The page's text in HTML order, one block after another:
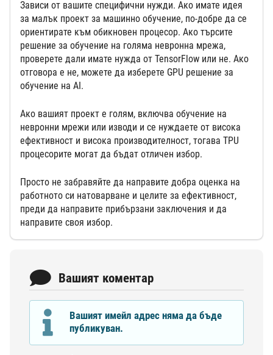
Зависи от вашите специфични нужди. Ако имате идея
за малък проект за машинно обучение, по-добре да се
ориентирате към обикновен процесор. Ако търсите
решение за обучение на голяма невронна мрежа,
проверете дали имате нужда от TensorFlow или не. Ако
отговора е не, можете да изберете GPU решение за
обучение на AI.
Ако вашият проект е голям, включва обучение на
невронни мрежи или изводи и се нуждаете от висока
ефективност и висока производителност, тогава TPU
процесорите могат да бъдат отличен избор.
Просто не забравяйте да направите добра оценка на
работното си натоварване и целите за ефективност,
преди да направите прибързани заключения и да
направите своя избор.
Вашият коментар
Вашият имейл адрес няма да бъде
публикуван.